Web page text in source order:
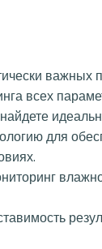
важных
всех
для